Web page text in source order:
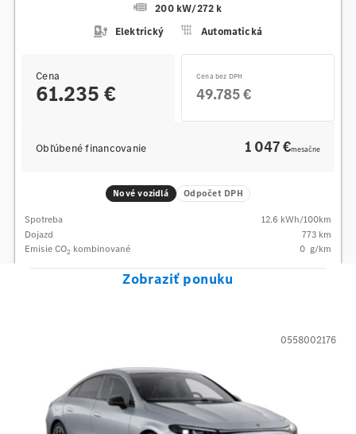
200 kW/272 k
Elektrický
Automatická
Cena
61.235 €
Cena bez DPH
49.785 €
Obľúbené financovanie 1 047 €mesačne
Nové vozidlá Odpočet DPH
Spotreba 12.6 kWh/100km
Dojazd
773 km
Emisie CO2 kombinované 0 g/km
Zobraziť ponuku
0558002176